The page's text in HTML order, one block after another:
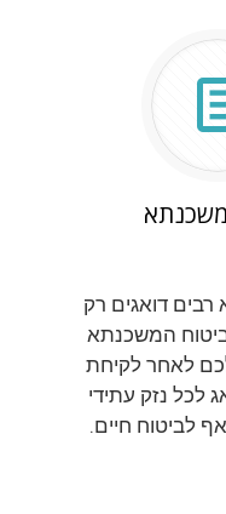
רבים דואגים רק
המשכנתא
לאחר לקיחת
לכל נזק עתידי
לביטוח חיים.